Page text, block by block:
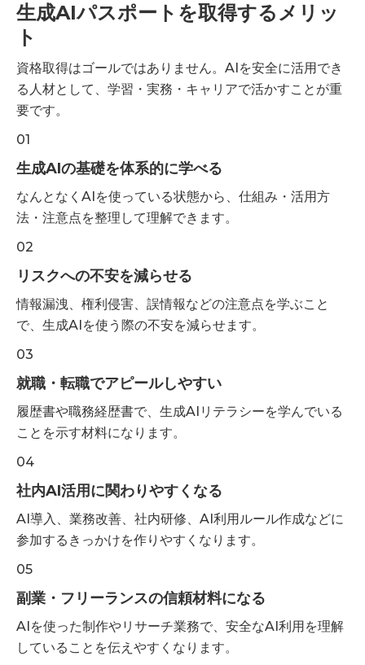
生成AIパスポートを取得するメリッ
ト
資格取得はゴールではありません。AIを安全に活用でき
る人材として、学習・実務・キャリアで活かすことが重
要です。
01
生成AIの基礎を体系的に学べる
なんとなくAIを使っている状態から、仕組み・活用方
法・注意点を整理して理解できます。
02
リスクへの不安を減らせる
情報漏洩、権利侵害、誤情報などの注意点を学ぶこと
で、生成AIを使う際の不安を減らせます。
03
就職・転職でアピールしやすい
履歴書や職務経歴書で、生成AIリテラシーを学んでいる
ことを示す材料になります。
04
社内AI活用に関わりやすくなる
AI導入、業務改善、社内研修、AI利用ルール作成などに
参加するきっかけを作りやすくなります。
05
副業・フリーランスの信頼材料になる
AIを使った制作やリサーチ業務で、安全なAI利用を理解
していることを伝えやすくなります。